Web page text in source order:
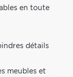
en toute
détails
meubles et